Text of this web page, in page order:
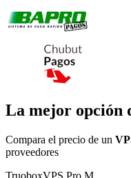
La mejor opción
Compara el precio de un
proveedores
TruoboxVPS Pro M